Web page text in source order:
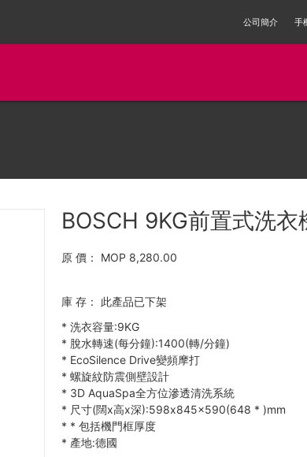
公司簡介 手
BOSCH 9KG前置式洗
原 價： MOP 8,280.00
庫 存：
此產品已下架
* 洗衣容量:9KG
* 脫水轉速(每分鐘):1400(轉/分鐘)
* EcoSilence Drive變頻摩打
* 螺旋紋防震側壁設計
* 3D AquaSpa全方位滲透清洗系統
* 尺寸(闊x高x深):598x845x590(648 * )mm
* * 包括機門框厚度
* 產地:德國